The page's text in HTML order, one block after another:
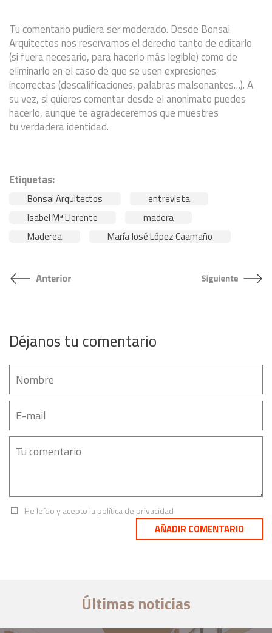
Tu comentario pudiera ser moderado. Desde Bonsai
Arquitectos nos reservamos el derecho tanto de editarlo
(si fuera necesario, para hacerlo más legible) como de
eliminarlo en el caso de que se usen expresiones
incorrectas (descalificaciones, palabras malsonantes…). A
su vez, si quieres comentar desde el anonimato puedes
hacerlo, aunque te agradeceremos que muestres
tu verdadera identidad.
Etiquetas:
Bonsai Arquitectos
entrevista
Isabel Mª Llorente
madera
Maderea
María José López Caamaño
Déjanos tu comentario
He leído y acepto lapolítica de privacidad
Últimas noticias